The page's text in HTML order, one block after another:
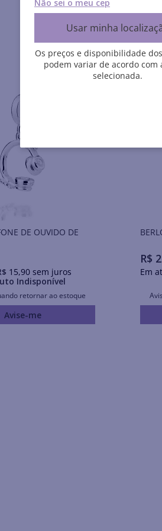
DE OUVIDO DE
15,90sem juros
Indisponível
retornar ao estoque
Avise-me
R$
Em
Não sei o meu cep
Usar minha
Os preços e disponibilidade
podem variar de acordo com
selecionada.